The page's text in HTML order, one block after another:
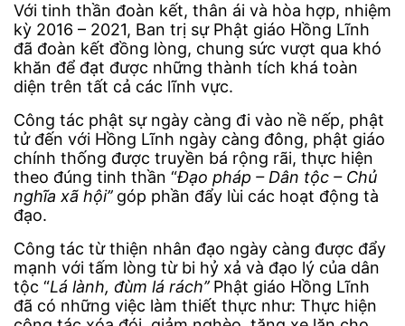
Với tinh thần đoàn kết, thân ái và hòa hợp, nhiệm
kỳ 2016 – 2021, Ban trị sự Phật giáo Hồng Lĩnh
đã đoàn kết đồng lòng, chung sức vượt qua khó
khăn để đạt được những thành tích khá toàn
diện trên tất cả các lĩnh vực.
Công tác phật sự ngày càng đi vào nề nếp, phật
tử đến với Hồng Lĩnh ngày càng đông, phật giáo
chính thống được truyền bá rộng rãi, thực hiện
theo đúng tinh thần “Đạo pháp – Dân tộc – Chủ
nghĩa xã hội’’ góp phần đẩy lùi các hoạt động tà
đạo.
Công tác từ thiện nhân đạo ngày càng được đẩy
mạnh với tấm lòng từ bi hỷ xả và đạo lý của dân
tộc “Lá lành, đùm lá rách’’Phật giáo Hồng Lĩnh
đã có những việc làm thiết thực như: Thực hiện